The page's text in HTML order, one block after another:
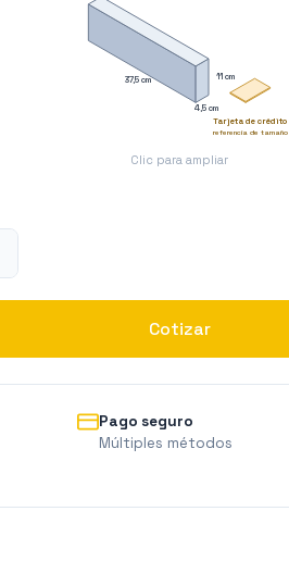
4,5 cm
37,5 cm 11 cm
Tarjeta de crédito
referencia de tamaño
Clic para ampliar
Cotizar
Pago seguro
Múltiples métodos